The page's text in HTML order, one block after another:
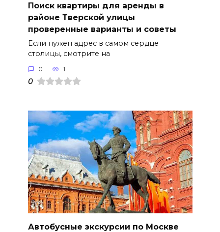
Поиск квартиры для аренды в
районе Тверской улицы
проверенные варианты и советы
Если нужен адрес в самом сердце
столицы, смотрите на
0 1
0
Автобусные экскурсии по Москве